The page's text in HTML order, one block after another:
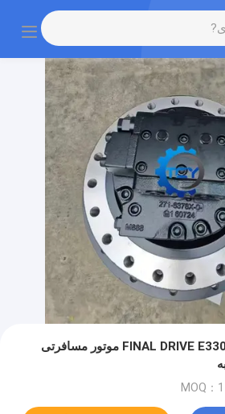
2276103 FINAL DRIVE E330C E330CL موتور مسافرتی
MOQ：1